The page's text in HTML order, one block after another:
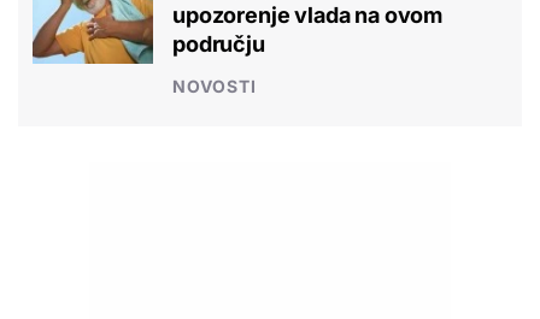
upozorenje vlada na ovom
području
NOVOSTI